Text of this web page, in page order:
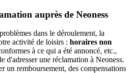
auprès de Neoness
dans le déroulement, la
activité de loisirs : horaires non
à ce qui a été annoncé, etc.,
d'adresser une réclamation à Neoness.
un remboursement, des compensations